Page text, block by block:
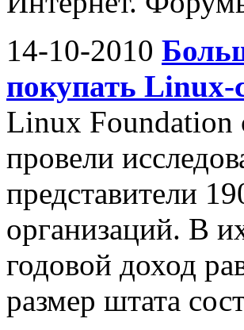
14-10-2010
покупать Linux-
Linux Foundation
провели
представители
организаций. В
годовой доход
размер штата